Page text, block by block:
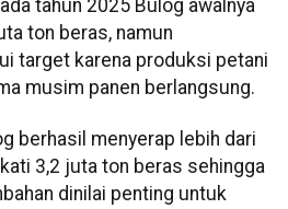
tahun 2025 Bulog awalnya
ton beras, namun
target karena produksi petani
musim panen berlangsung.
berhasil menyerap lebih dari
3,2 juta ton beras sehingga
dinilai penting untuk